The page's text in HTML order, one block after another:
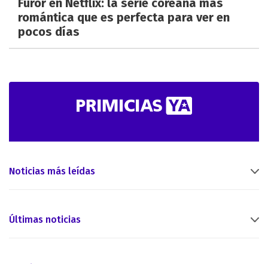
romántica que es perfecta para ver en
pocos días
Noticias más leídas
Últimas noticias